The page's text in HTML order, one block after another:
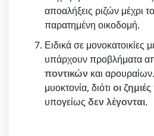
αποαλήξεις ριζών μέχρι
παρατημένη οικοδομή.
Ειδικά σε μονοκατοικίες
υπάρχουν προβλήματα
ποντικών και
μυοκτονία, διότι οι ζημιές
υπογείως δεν λέγονται.